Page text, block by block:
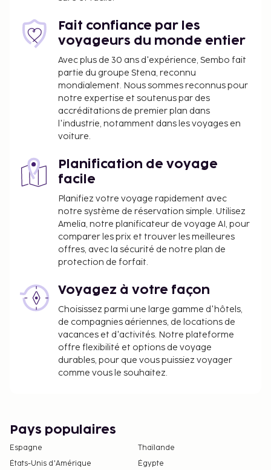
Pjr Chateau : Bangkok (DMK-Aéroport international
de Don Mueang).
Les équipements et services proposés incluent une
réception ouverte 24 h/24 et une consigne à
bagages. Un parking gratuit est disponible dans
l'enceinte de l'hébergement. Cet hôtel existe depuis
Les animaux de compagnie, y compris les
dans cet hébergement.
Fait confiance par les
voyageurs du monde entier
Avec plus de 30 ans d'expérience, Sembo fait
partie du groupe Stena, reconnu
mondialement. Nous sommes reconnus pour
notre expertise et soutenus par des
accréditations de premier plan dans
l'industrie, notamment dans les voyages en
voiture.
Planification de voyage
facile
Planifiez votre voyage rapidement avec
notre système de réservation simple. Utilisez
Amelia, notre planificateur de voyage AI, pour
comparer les prix et trouver les meilleures
offres, avec la sécurité de notre plan de
protection de forfait.
Voyagez à votre façon
Choisissez parmi une large gamme d'hôtels,
de compagnies aériennes, de locations de
vacances et d'activités. Notre plateforme
offre flexibilité et options de voyage
durables, pour que vous puissiez voyager
comme vous le souhaitez.
Pays populaires
Espagne
Thaïlande
États-Unis d'Amérique
Égypte